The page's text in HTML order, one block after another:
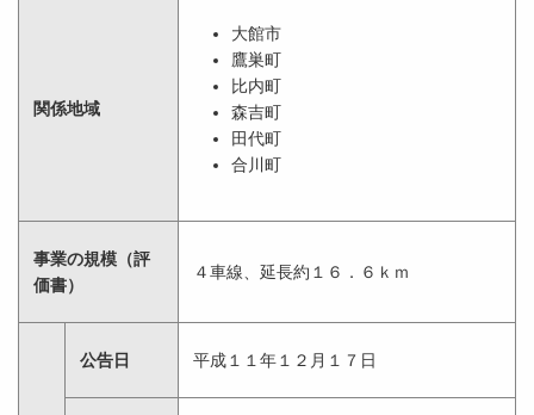
関係地域
大館市
鷹巣町
比内町
森吉町
田代町
合川町
事業の規模（評
価書）
４車線、延長約１６．６ｋｍ
公告日 平成１１年１２月１７日